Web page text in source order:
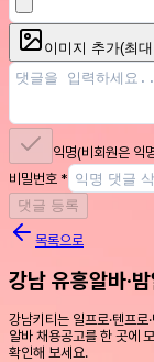
이미지 추가(최대
익명(비회원은 익
비밀번호 *
댓글 등록
목록으로
강남 유흥알바·
강남키티는 일프로·텐프로
알바 채용공고를 한 곳에
확인해 보세요.